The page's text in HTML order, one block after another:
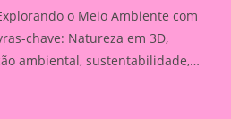
o Meio Ambiente com
chave: Natureza em 3D,
ambiental, sustentabilidade,…